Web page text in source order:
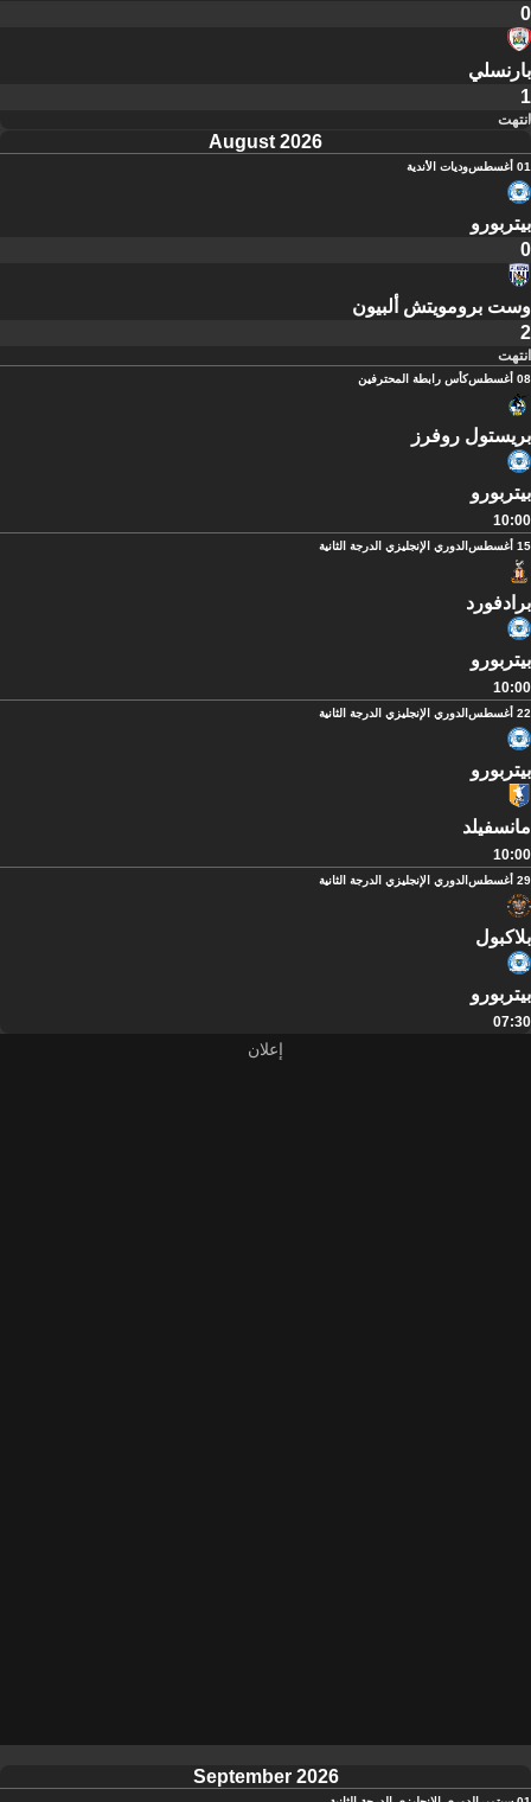
0
بارنسلي
1
انتهت
August 2026
01 أغسطس وديات الأندية
بيتربورو
0
وست برومويتش ألبيون
2
انتهت
08 أغسطس كأس رابطة المحترفين
بريستول روفرز
بيتربورو
10:00
15 أغسطس الدوري الإنجليزي الدرجة الثانية
برادفورد
بيتربورو
10:00
22 أغسطس الدوري الإنجليزي الدرجة الثانية
بيتربورو
مانسفيلد
10:00
29 أغسطس الدوري الإنجليزي الدرجة الثانية
بلاكبول
بيتربورو
07:30
September 2026